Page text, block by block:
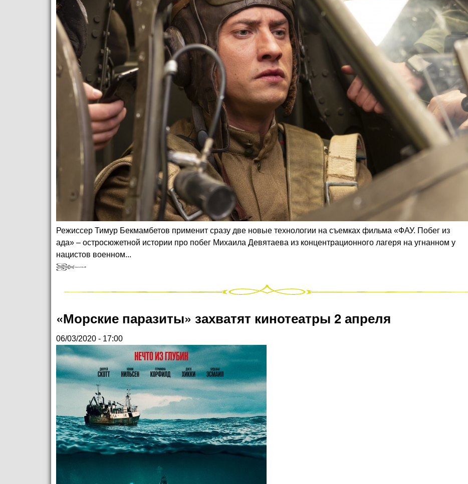
Режиссер Тимур Бекмамбетов применит сразу две новые технологии на съемках фильма «ФАУ. Побег из
ада» – остросюжетной истории про побег Михаила Девятаева из концентрационного лагеря на угнанном у
нацистов военном...
«Морские паразиты» захватят кинотеатры 2 апреля
06/03/2020 - 17:00